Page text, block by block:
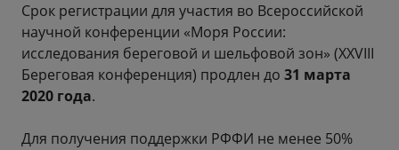
Срок регистрации для участия во Всероссийской
научной конференции «Моря России:
исследования береговой и шельфовой зон» (XXVIII
Береговая конференция) продлен до 31 марта
2020 года.
Для получения поддержки РФФИ не менее 50%